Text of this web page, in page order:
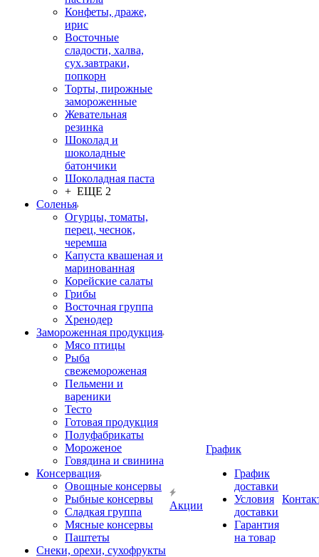
Конфеты, драже,
ирис
Восточные
сладости, халва,
сух.завтраки,
попкорн
Торты, пирожные
замороженные
Жевательная
резинка
Шоколад и
шоколадные
батончики
Шоколадная паста
+ ЕЩЕ 2
Соленья
Огурцы, томаты,
перец, чеснок,
черемша
Капуста квашеная и
маринованная
Корейские салаты
Грибы
Восточная группа
Хренодер
Замороженная продукция
Мясо птицы
Рыба
свежемороженая
Пельмени и
вареники
Тесто
Готовая продукция
Полуфабрикаты
Мороженое
Говядина и свинина
Консервация
Овощные консервы
Рыбные консервы
Сладкая группа
Мясные консервы
Паштеты
Снеки, орехи, сухофрукты
Акции
График
График
доставки
Условия
доставки
Гарантия
на товар